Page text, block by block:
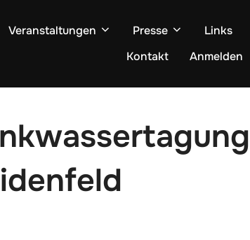
Veranstaltungen Presse
Links
Kontakt
Anmelden